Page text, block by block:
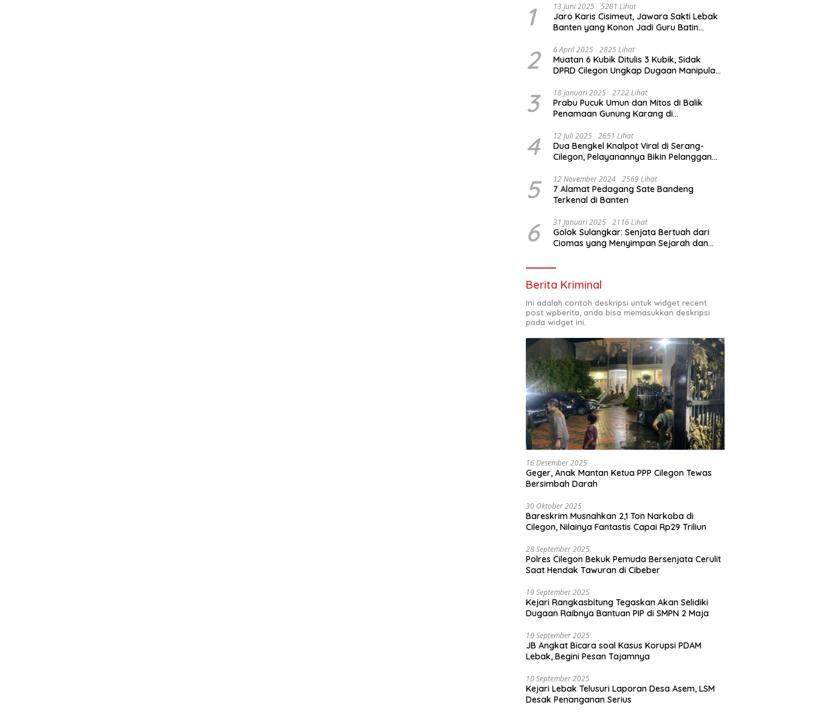
1 13 Juni 2025 5281 Lihat
Jaro Karis Cisimeut, Jawara Sakti Lebak
Banten yang Konon Jadi Guru Batin
2 6 April 2025 2825 Lihat
Muatan 6 Kubik Ditulis 3 Kubik, Sidak
DPRD Cilegon Ungkap Dugaan Manipulasi
3 18 Januari 2025 2722 Lihat
Prabu Pucuk Umun dan Mitos di Balik
Penamaan Gunung Karang di
4 12 Juli 2025 2651 Lihat
Dua Bengkel Knalpot Viral di Serang-
Cilegon, Pelayanannya Bikin Pelanggan
5 12 November 2024 2569 Lihat
7 Alamat Pedagang Sate Bandeng
Terkenal di Banten
6 31 Januari 2025 2116 Lihat
Golok Sulangkar: Senjata Bertuah dari
Ciomas yang Menyimpan Sejarah dan
Berita Kriminal
Ini adalah contoh deskripsi untuk widget recent
post wpberita, anda bisa memasukkan deskripsi
pada widget ini.
16 Desember 2025
Geger, Anak Mantan Ketua PPP Cilegon Tewas
Bersimbah Darah
30 Oktober 2025
Bareskrim Musnahkan 2,1 Ton Narkoba di
Cilegon, Nilainya Fantastis Capai Rp29 Triliun
28 September 2025
Polres Cilegon Bekuk Pemuda Bersenjata Cerulit
Saat Hendak Tawuran di Cibeber
19 September 2025
Kejari Rangkasbitung Tegaskan Akan Selidiki
Dugaan Raibnya Bantuan PIP di SMPN 2 Maja
10 September 2025
JB Angkat Bicara soal Kasus Korupsi PDAM
Lebak, Begini Pesan Tajamnya
10 September 2025
Kejari Lebak Telusuri Laporan Desa Asem, LSM
Desak Penanganan Serius